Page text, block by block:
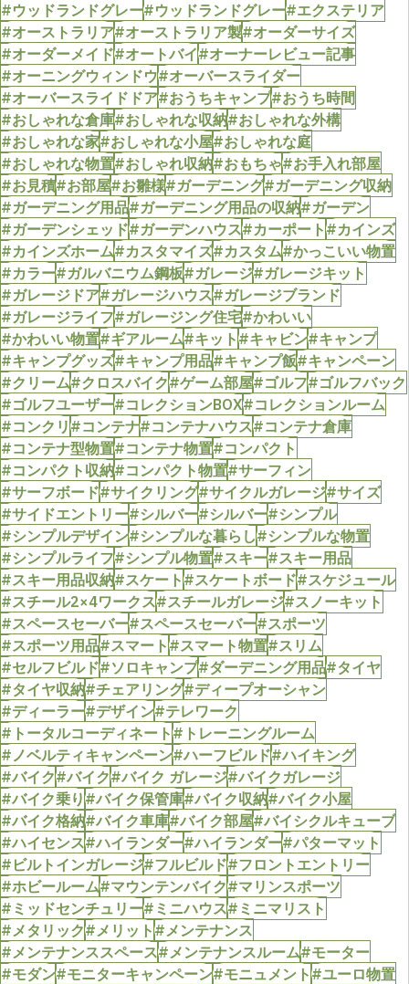
#ウッドランドグレー#ウッドランドグレー#エクステリア
#オーストラリア#オーストラリア製#オーダーサイズ
#オーダーメイド#オートバイ#オーナーレビュー記事
#オーニングウィンドウ#オーバースライダー
#オーバースライドドア#おうちキャンプ#おうち時間
#おしゃれな倉庫#おしゃれな収納#おしゃれな外構
#おしゃれな家#おしゃれな小屋#おしゃれな庭
#おしゃれな物置#おしゃれ収納#おもちゃ#お手入れ部屋
#お見積#お部屋#お雛様#ガーデニング#ガーデニング収納
#ガーデニング用品#ガーデニング用品の収納#ガーデン
#ガーデンシェッド#ガーデンハウス#カーポート#カインズ
#カインズホーム#カスタマイズ#カスタム#かっこいい物置
#カラー#ガルバニウム鋼板#ガレージ#ガレージキット
#ガレージドア#ガレージハウス#ガレージブランド
#ガレージライフ#ガレージング住宅#かわいい
#かわいい物置#ギアルーム#キット#キャビン#キャンプ
#キャンプグッズ#キャンプ用品#キャンプ飯#キャンペーン
#クリーム#クロスバイク#ゲーム部屋#ゴルフ#ゴルフバック
#ゴルフユーザー#コレクションBOX#コレクションルーム
#コンクリ#コンテナ#コンテナハウス#コンテナ倉庫
#コンテナ型物置#コンテナ物置#コンパクト
#コンパクト収納#コンパクト物置#サーフィン
#サーフボード#サイクリング#サイクルガレージ#サイズ
#サイドエントリー#シルバー#シルバー#シンプル
#シンプルデザイン#シンプルな暮らし#シンプルな物置
#シンプルライフ#シンプル物置#スキー#スキー用品
#スキー用品収納#スケート#スケートボード#スケジュール
#スチール2×4ワークス#スチールガレージ#スノーキット
#スペースセーバー#スペースセーバー#スポーツ
#スポーツ用品#スマート#スマート物置#スリム
#セルフビルド#ソロキャンプ#ダーデニング用品#タイヤ
#タイヤ収納#チェアリング#ディープオーシャン
#ディーラー#デザイン#テレワーク
#トータルコーディネート#トレーニングルーム
#ノベルティキャンペーン#ハーフビルド#ハイキング
#バイク#バイク#バイク ガレージ#バイクガレージ
#バイク乗り#バイク保管庫#バイク収納#バイク小屋
#バイク格納#バイク車庫#バイク部屋#バイシクルキューブ
#ハイセンス#ハイランダー#ハイランダー#パターマット
#ビルトインガレージ#フルビルド#フロントエントリー
#ホビールーム#マウンテンバイク#マリンスポーツ
#ミッドセンチュリー#ミニハウス#ミニマリスト
#メタリック#メリット#メンテナンス
#メンテナンススペース#メンテナンスルーム#モーター
#モダン#モニターキャンペーン#モニュメント#ユーロ物置